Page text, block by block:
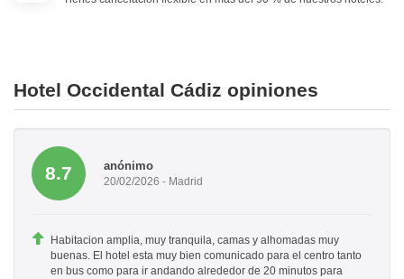
Hotel Occidental Cádiz opiniones
8.7 anónimo
20/02/2026 - Madrid
Habitacion amplia, muy tranquila, camas y alhomadas muy
buenas. El hotel esta muy bien comunicado para el centro tanto
en bus como para ir andando alrededor de 20 minutos para